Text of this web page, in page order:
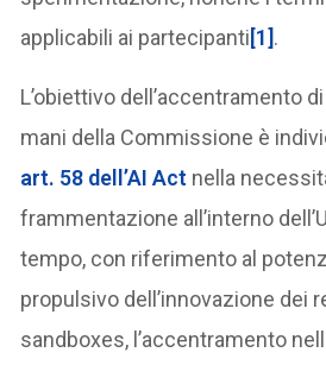
applicabili ai partecipanti[1].
L’obiettivo dell’accentramento
mani della Commissione è
art. 58 dell’AI Act nella
frammentazione all’interno
tempo, con riferimento al
propulsivo dell’innovazione dei
sandboxes, l’accentramento